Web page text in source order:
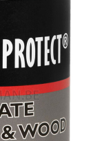
PuraFix
Verbindingsstukken
Houten pennen